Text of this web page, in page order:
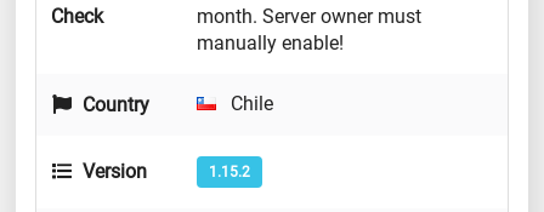
Check
month. Server owner must
manually enable!
Country Chile
Version 1.15.2